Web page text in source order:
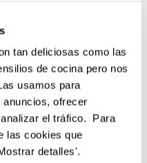
tan deliciosas como las
de cocina pero nos
usamos para
ofrecer
el tráfico. Para
las cookies que
detalles'.
teléfono de atención al
y tejido resistente:
abrasión.